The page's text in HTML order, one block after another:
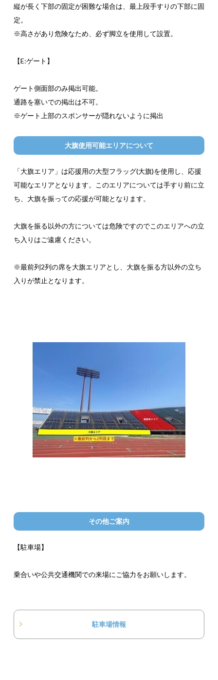
縦が長く下部の固定が困難な場合は、最上段手すりの下部に固
定。
※高さがあり危険なため、必ず脚立を使用して設置。
【E:ゲート】
ゲート側面部のみ掲出可能。
通路を塞いでの掲出は不可。
※ゲート上部のスポンサーが隠れないように掲出
大旗使用可能エリアについて
「大旗エリア」は応援用の大型フラッグ(大旗)を使用し、応援
可能なエリアとなります。このエリアについては手すり前に立
ち、大旗を振っての応援が可能となります。
大旗を振る以外の方については危険ですのでこのエリアへの立
ち入りはご遠慮ください。
※最前列2列の席を大旗エリアとし、大旗を振る方以外の立ち
入りが禁止となります。
その他ご案内
【駐車場】
乗合いや公共交通機関での来場にご協力をお願いします。
駐車場情報